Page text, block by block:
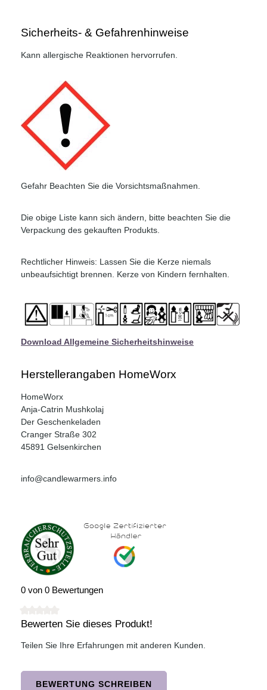
Sicherheits- & Gefahrenhinweise
Kann allergische Reaktionen hervorrufen.
Gefahr Beachten Sie die Vorsichtsmaßnahmen.
Die obige Liste kann sich ändern, bitte beachten Sie die
Verpackung des gekauften Produkts.
Rechtlicher Hinweis: Lassen Sie die Kerze niemals
unbeaufsichtigt brennen. Kerze von Kindern fernhalten.
Download Allgemeine Sicherheitshinweise
Herstellerangaben HomeWorx
HomeWorx
Anja-Catrin Mushkolaj
Der Geschenkeladen
Cranger Straße 302
45891 Gelsenkirchen
info@candlewarmers.info
0 von 0 Bewertungen
Durchschnittliche Bewertung von 0 von 5 Sternen
Bewerten Sie dieses Produkt!
Teilen Sie Ihre Erfahrungen mit anderen Kunden.
BEWERTUNG SCHREIBEN